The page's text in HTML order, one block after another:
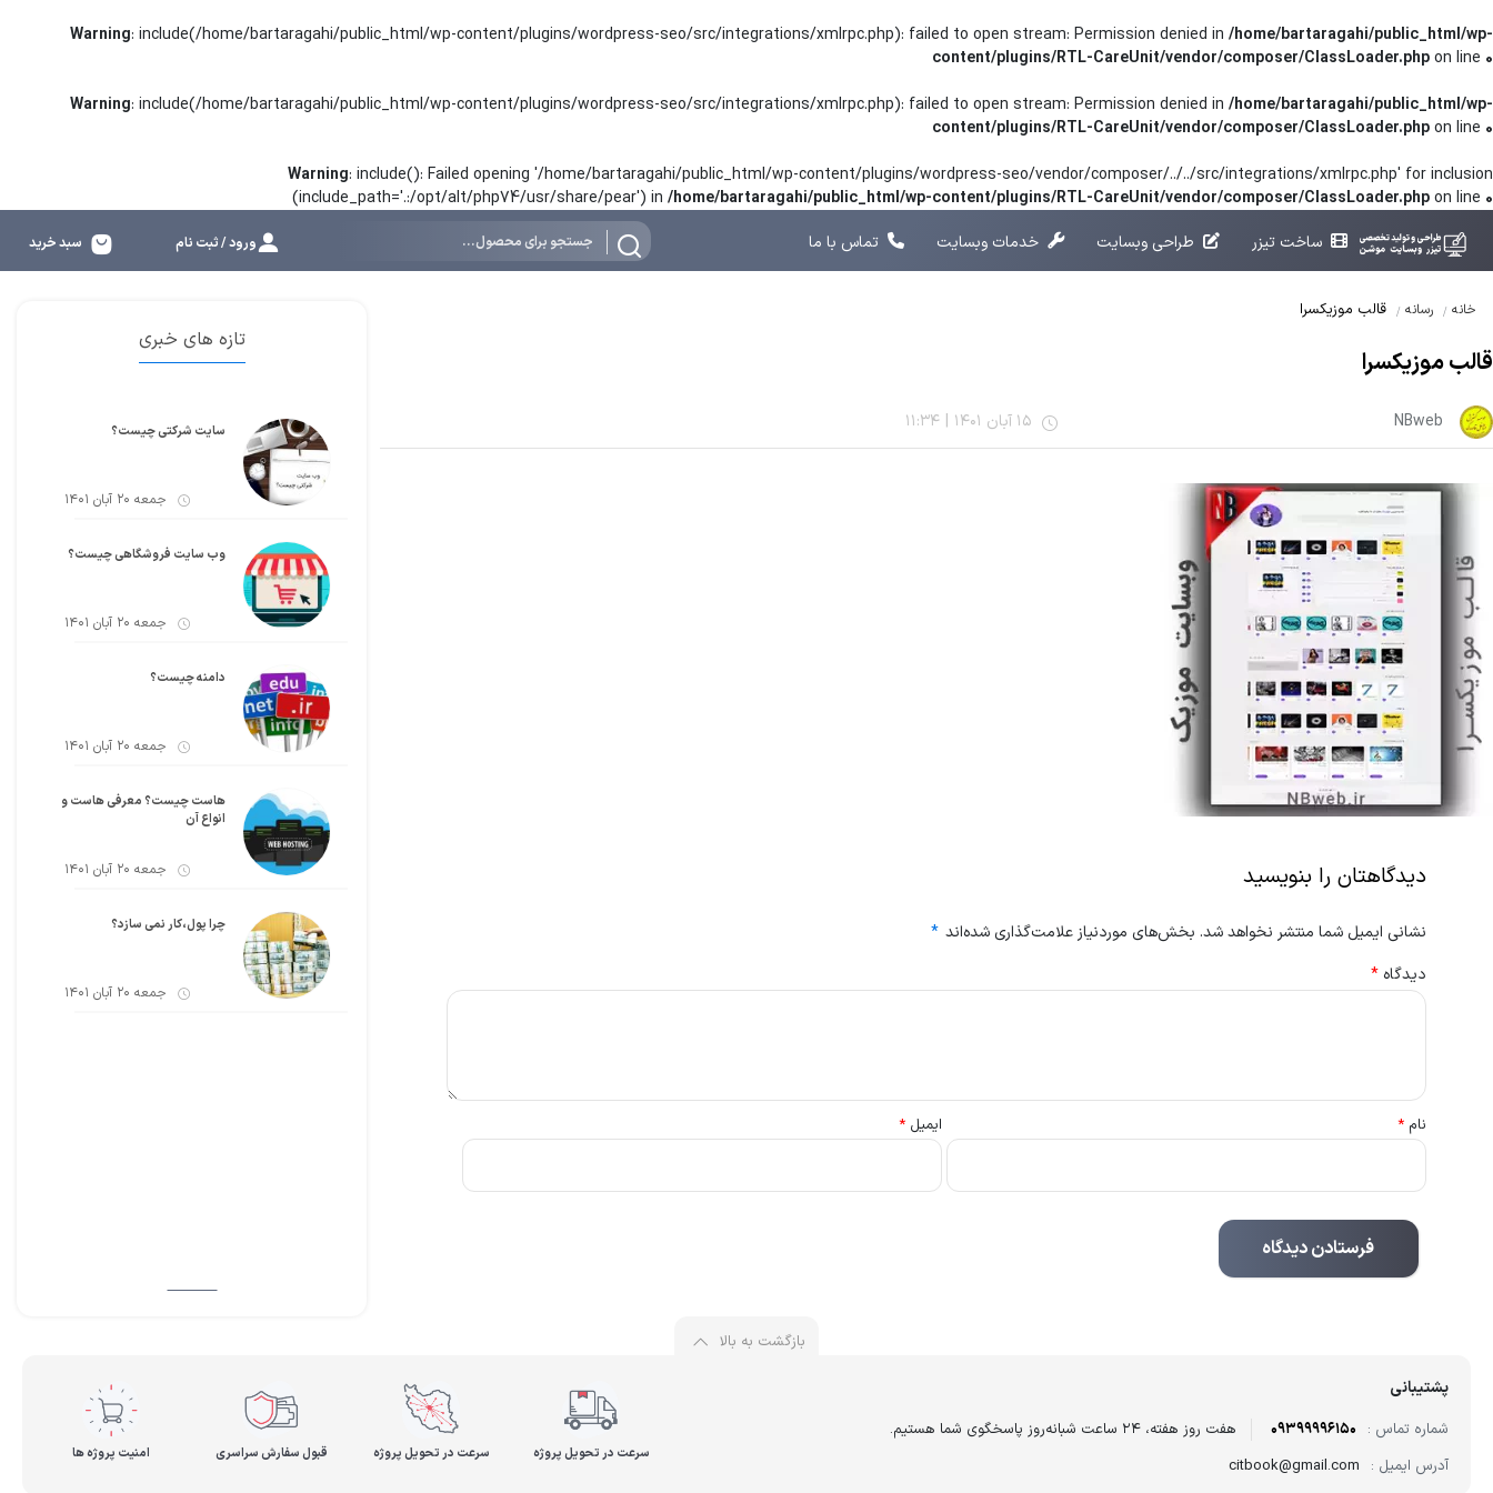
Warning: include(/home/bartaragahi/public_html/wp-content/plugins/wordpress-seo/src/integrations/xmlrpc.php): failed to open stream: Permission denied in /home/bartaragahi/public_html/wp-
content/plugins/RTL-CareUnit/vendor/composer/ClassLoader.phpon line 0
Warning: include(/home/bartaragahi/public_html/wp-content/plugins/wordpress-seo/src/integrations/xmlrpc.php): failed to open stream: Permission denied in /home/bartaragahi/public_html/wp-
content/plugins/RTL-CareUnit/vendor/composer/ClassLoader.phpon line 0
Warning: include(): Failed opening '/home/bartaragahi/public_html/wp-content/plugins/wordpress-seo/vendor/composer/../../src/integrations/xmlrpc.php' for inclusion
(include_path='.:/opt/alt/php74/usr/share/pear') in /home/bartaragahi/public_html/wp-content/plugins/RTL-CareUnit/vendor/composer/ClassLoader.phpon line 0
ساخت تیزر
طراحی وبسایت خدمات وبسایت تماس با ما ورود / ثبت نام سبد خرید
خانه رسانه قالب موزیکسرا
قالب موزیکسرا
NBweb 15 آبان 1401 |
11:34
دیدگاهتان را بنویسید
نشانی ایمیل شما منتشر نخواهد شد. بخش‌های موردنیاز علامت‌گذاری شده‌اند *
دیدگاه*
نام* ایمیل*
تازه های خبری
سایت شرکتی چیست؟
جمعه 20 آبان 1401
وب سایت فروشگاهی چیست؟
جمعه 20 آبان 1401
دامنه چیست؟
جمعه 20 آبان 1401
هاست چیست؟ معرفی هاست و
انواع آن
جمعه 20 آبان 1401
چرا پول،کار نمی سازد؟
جمعه 20 آبان 1401
بازگشت به بالا
پشتیبانی
شماره تماس : 09399996150
هفت روز هفته، ۲۴ ساعت شبانه‌روز پاسخگوی شما هستیم.
آدرس ایمیل : citbook@gmail.com
سرعت در تحویل پروژه سرعت در تحویل پروژه قبول سفارش سراسری امنیت پروژه ها